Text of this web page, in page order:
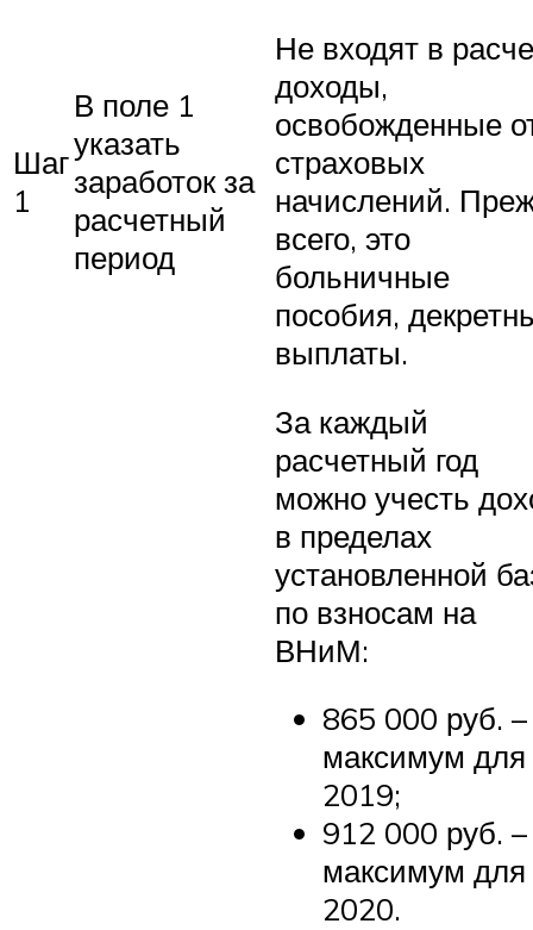
Шаг
1
В поле 1
указать
заработок за
расчетный
период
Не входят в
доходы,
освобожденные
страховых
начислений.
всего, это
больничные
пособия,
выплаты.
За каждый
расчетный год
можно учесть
в пределах
установленной
по взносам на
ВНиМ:
865 000 руб. –
максимум для
2019;
912 000 руб. –
максимум для
2020.